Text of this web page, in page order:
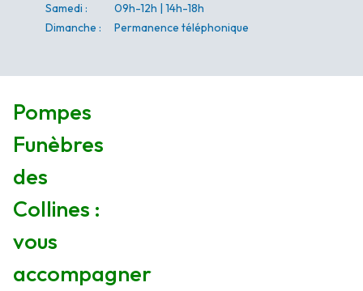
Samedi :
09h-12h | 14h-18h
Dimanche : Permanence téléphonique
Pompes
Funèbres
des
Collines :
vous
accompagner